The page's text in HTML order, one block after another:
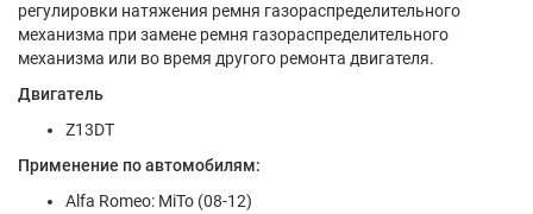
регулировки натяжения ремня газораспределительного
механизма при замене ремня газораспределительного
механизма или во время другого ремонта двигателя.
Двигатель
Z13DT
Применение по автомобилям:
Alfa Romeo: MiTo (08-12)